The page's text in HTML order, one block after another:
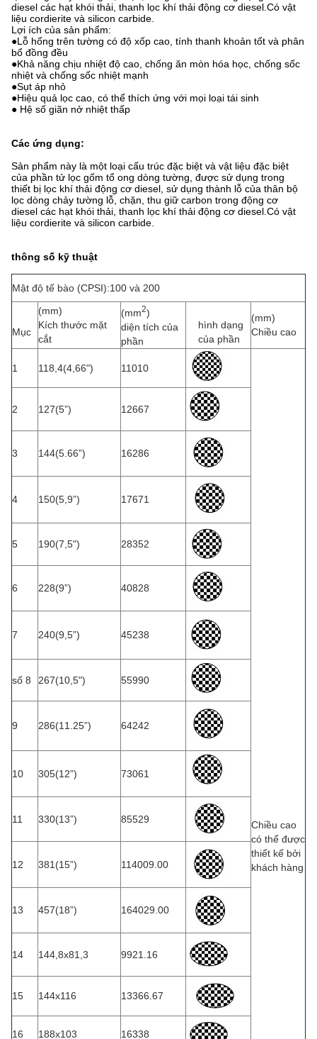
diesel các hạt khói thải, thanh lọc khí thải động cơ diesel.Có vật
liệu cordierite và silicon carbide.
Lợi ích của sản phẩm:
●Lỗ hổng trên tường có độ xốp cao, tính thanh khoản tốt và phân
bổ đồng đều
●Khả năng chịu nhiệt độ cao, chống ăn mòn hóa học, chống sốc
nhiệt và chống sốc nhiệt mạnh
●Sụt áp nhỏ
●Hiệu quả lọc cao, có thể thích ứng với mọi loại tái sinh
● Hệ số giãn nở nhiệt thấp
Các ứng dụng:
Sản phẩm này là một loại cấu trúc đặc biệt và vật liệu đặc biệt
của phần tử lọc gốm tổ ong dòng tường, được sử dụng trong
thiết bị lọc khí thải động cơ diesel, sử dụng thành lỗ của thân bộ
lọc dòng chảy tường lỗ, chặn, thu giữ carbon trong động cơ
diesel các hạt khói thải, thanh lọc khí thải động cơ diesel.Có vật
liệu cordierite và silicon carbide.
thông số kỹ thuật
Mật độ tế bào (CPSI):100 và 200
Mục
(mm)
Kích thước mặt
cắt
(mm2)
diện tích của
phần
hình dạng
của phần
(mm)
Chiều cao
1 118,4(4,66") 11010
Chiều cao
có thể được
thiết kế bởi
khách hàng
2 127(5”) 12667
3 144(5.66”) 16286
4 150(5,9”) 17671
5 190(7,5") 28352
6 228(9”) 40828
7 240(9,5”) 45238
số 8 267(10,5") 55990
9 286(11.25”) 64242
10 305(12”) 73061
11 330(13”) 85529
12 381(15”) 114009.00
13 457(18”) 164029.00
14 144,8x81,3 9921.16
15 144x116 13366.67
16 188x103 16338